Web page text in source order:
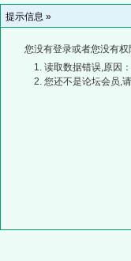
提示信息 »
您没有登录或者您没有
读取数据错误,原因
您还不是论坛会员,